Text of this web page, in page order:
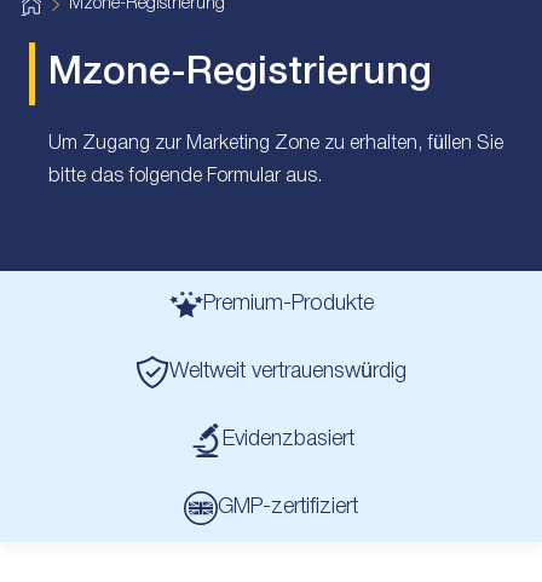
o
Mzone-Registrierung
Mzone-Registrierung
Um Zugang zur Marketing Zone zu erhalten, füllen Sie
bitte das folgende Formular aus.
Premium-Produkte
Weltweit vertrauenswürdig
Evidenzbasiert
GMP-zertifiziert